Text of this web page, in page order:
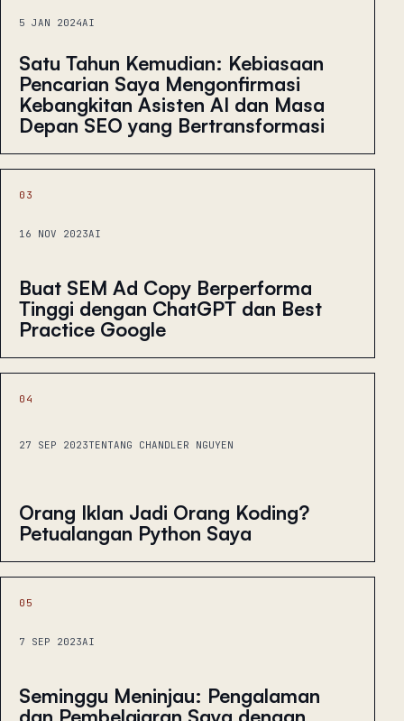
5 JAN 2024AI
Satu Tahun Kemudian: Kebiasaan
Pencarian Saya Mengonfirmasi
Kebangkitan Asisten AI dan Masa
Depan SEO yang Bertransformasi
03
16 NOV 2023AI
Buat SEM Ad Copy Berperforma
Tinggi dengan ChatGPT dan Best
Practice Google
04
27 SEP 2023TENTANG CHANDLER NGUYEN
Orang Iklan Jadi Orang Koding?
Petualangan Python Saya
05
7 SEP 2023AI
Seminggu Meninjau: Pengalaman